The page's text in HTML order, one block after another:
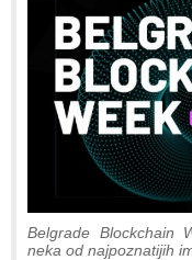
Belgrade Blockchain
neka od najpoznatijih